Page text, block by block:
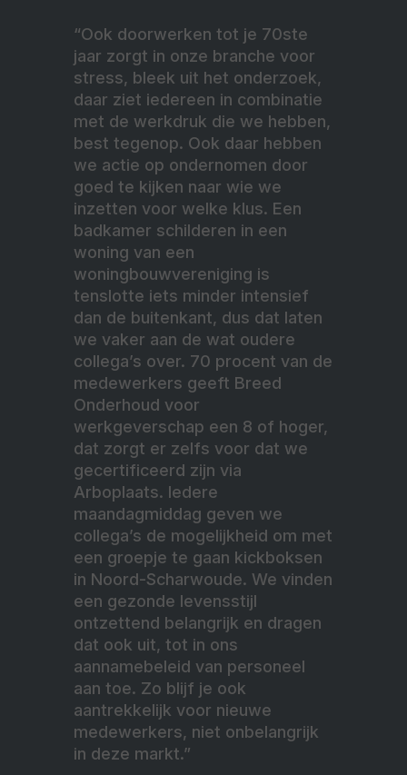
“Ook doorwerken tot je 70ste
jaar zorgt in onze branche voor
stress, bleek uit het onderzoek,
daar ziet iedereen in combinatie
met de werkdruk die we hebben,
best tegenop. Ook daar hebben
we actie op ondernomen door
goed te kijken naar wie we
inzetten voor welke klus. Een
badkamer schilderen in een
woning van een
woningbouwvereniging is
tenslotte iets minder intensief
dan de buitenkant, dus dat laten
we vaker aan de wat oudere
collega’s over. 70 procent van de
medewerkers geeft Breed
Onderhoud voor
werkgeverschap een 8 of hoger,
dat zorgt er zelfs voor dat we
gecertificeerd zijn via
Arboplaats. Iedere
maandagmiddag geven we
collega’s de mogelijkheid om met
een groepje te gaan kickboksen
in Noord-Scharwoude. We vinden
een gezonde levensstijl
ontzettend belangrijk en dragen
dat ook uit, tot in ons
aannamebeleid van personeel
aan toe. Zo blijf je ook
aantrekkelijk voor nieuwe
medewerkers, niet onbelangrijk
in deze markt.”